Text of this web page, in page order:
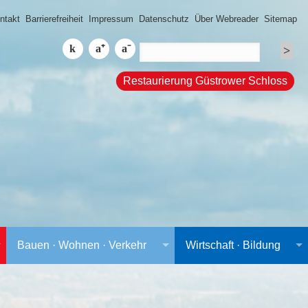
Barrierefreiheit Impressum Datenschutz Über Webreader Sitemap
Restaurierung Güstrower Schloss
Bauen · Wohnen · Verkehr Wirtschaft · Bildung